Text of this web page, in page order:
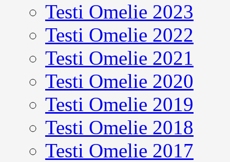
Testi Omelie 2023
Testi Omelie 2022
Testi Omelie 2021
Testi Omelie 2020
Testi Omelie 2019
Testi Omelie 2018
Testi Omelie 2017